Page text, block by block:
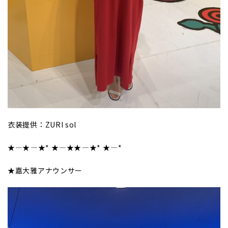
衣装提供：ZURI sol
★―★――――★* ★――――★★――――★* ★――――*
★嘉大雅アナウンサー